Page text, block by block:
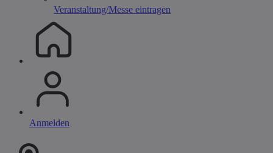
Veranstaltung/Messe eintragen
Anmelden